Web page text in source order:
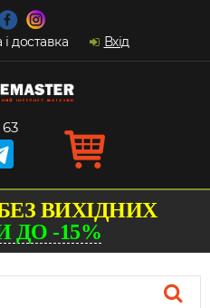
доставка Вхід
ВИХІДНИХ
-15%